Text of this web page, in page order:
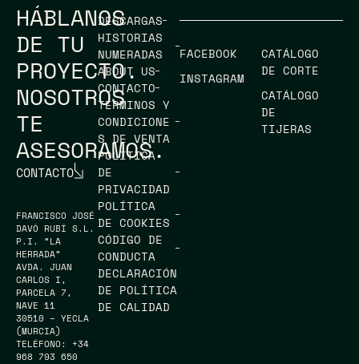
HÁBLANOS
DE TU
PROYECTO.
NOSOTROS
TE
ASESORAMOS.
CONTACTO
FRANCISCO JOSÉ
DAVÓ RUBÍ S.L.
P.I. “LA
HERRADA”
AVDA. JUAN
CARLOS I,
PARCELA 7,
NAVE 11
30510 – YECLA
(MURCIA)
TELÉFONO: +34
968 793 650
DESCARGAS
HISTORIAS
NUMERADAS
ABOUT US
CONTACTO
TÉRMINOS Y
CONDICIONE
S DE VENTA
POLÍTICA
DE
PRIVACIDAD
POLÍTICA
DE COOKIES
CÓDIGO DE
CONDUCTA
DECLARACIÓN
DE POLÍTICA
DE CALIDAD
FACEBOOK
INSTAGRAM
CATÁLOGO
DE CORTE
CATÁLOGO
DE
TIJERAS